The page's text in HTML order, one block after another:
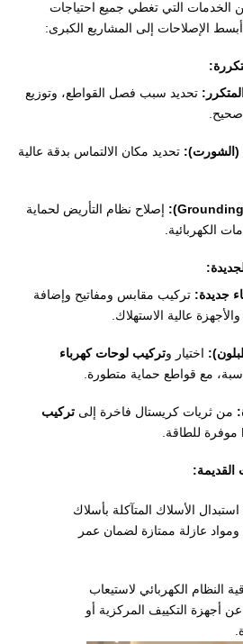
التي تغطي جميع احتياجات
الإصلاحات إلى المشاريع الكبرى:
تحديد سبب فصل القواطع، وتوزيع
صحيح.
(الشورت): تحديد مكان الالتماس بدقة عالية
إصلاح نظام التأريض لحماية
الكهربائية.
جديدة: تركيب مقابس ومفاتيح وإضافة
عالية الاستهلاك.
اختيار وتركيب لوحات كهرباء
مع قواطع حماية متطورة.
من ثريات كريستال فاخرة إلى تركيب
القديمة:
استبدال الأسلاك المتآكلة بأسلاك
عازلة ممتازة لضمان عمر
النظام الكهربائي لاستيعاب
عن أجهزة التكييف المركزية أو